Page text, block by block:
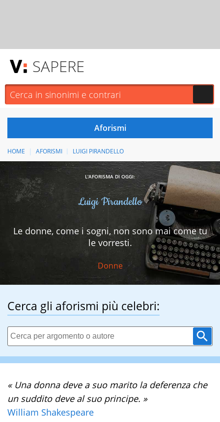
SAPERE
HOME AFORISMI LUIGI PIRANDELLO
L'AFORISMA DI OGGI:
Luigi Pirandello
Le donne, come i sogni, non sono mai come tu
le vorresti.
Donne
Cerca gli aforismi più celebri:
« Una donna deve a suo marito la deferenza che
un suddito deve al suo principe. »
William Shakespeare